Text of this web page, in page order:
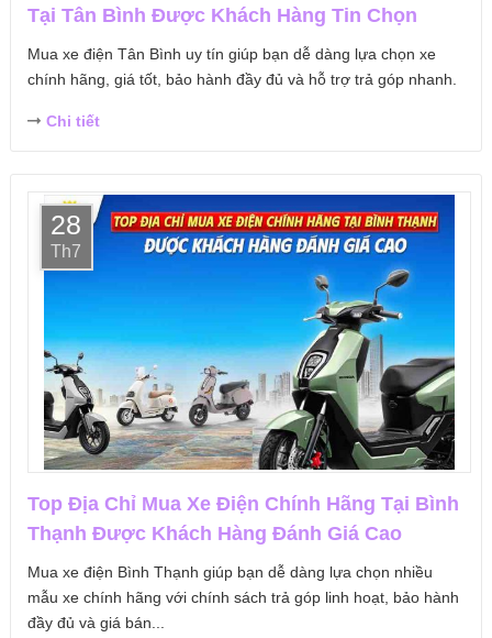
Tại Tân Bình Được Khách Hàng Tin Chọn
Mua xe điện Tân Bình uy tín giúp bạn dễ dàng lựa chọn xe
chính hãng, giá tốt, bảo hành đầy đủ và hỗ trợ trả góp nhanh.
Chi tiết
28
Th7
Top Địa Chỉ Mua Xe Điện Chính Hãng Tại Bình
Thạnh Được Khách Hàng Đánh Giá Cao
Mua xe điện Bình Thạnh giúp bạn dễ dàng lựa chọn nhiều
mẫu xe chính hãng với chính sách trả góp linh hoạt, bảo hành
đầy đủ và giá bán...